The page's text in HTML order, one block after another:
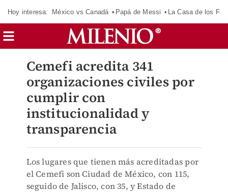
Hoy interesa: México vs Canadá Papá de Messi La Casa de los
Cemefi acredita 341
organizaciones civiles por
cumplir con
institucionalidad y
transparencia
Los lugares que tienen más acreditadas por
el Cemefi son Ciudad de México, con 115,
seguido de Jalisco, con 35, y Estado de